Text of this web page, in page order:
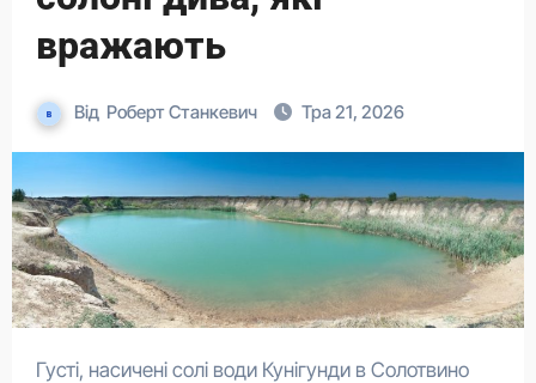
вражають
Від Роберт Станкевич Тра 21, 2026
Густі, насичені солі води Кунігунди в Солотвино